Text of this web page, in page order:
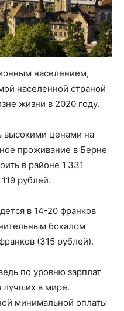
населением,
населенной страной
жизни в 2020 году.
высокими ценами на
проживание в Берне
в районе 1 331
рублей.
в 14-20 франков
бокалом
(315 рублей).
по уровню зарплат
лучших в мире.
минимальной оплаты